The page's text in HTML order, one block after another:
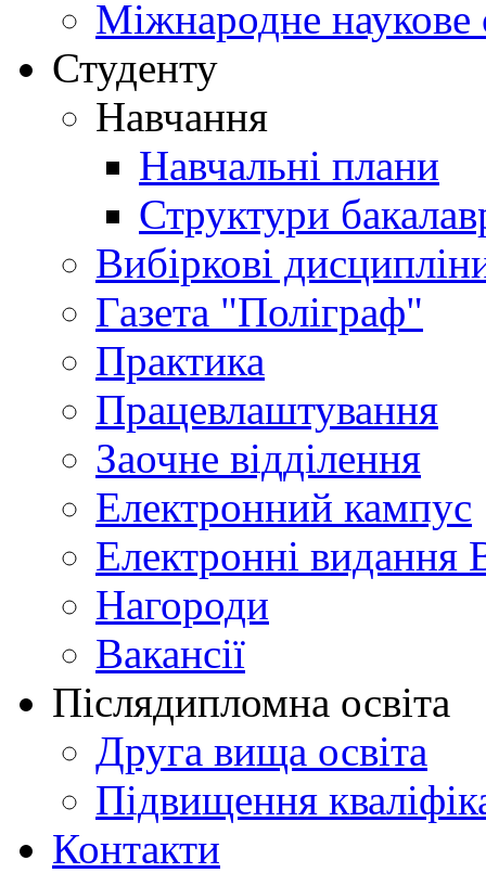
Міжнародне наукове
Студенту
Навчання
Навчальні плани
Структури
Вибіркові
Газета "Поліграф"
Практика
Працевлаштування
Заочне відділення
Електронний кампус
Електронні видання
Нагороди
Вакансії
Післядипломна освіта
Друга вища освіта
Підвищення
Контакти